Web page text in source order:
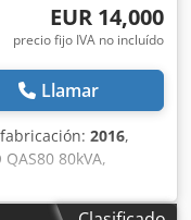
EUR 14,000
precio fijo IVA no incluído
Llamar
2016,
QAS80 80kVA,
Potencia: 80
de fabricación: